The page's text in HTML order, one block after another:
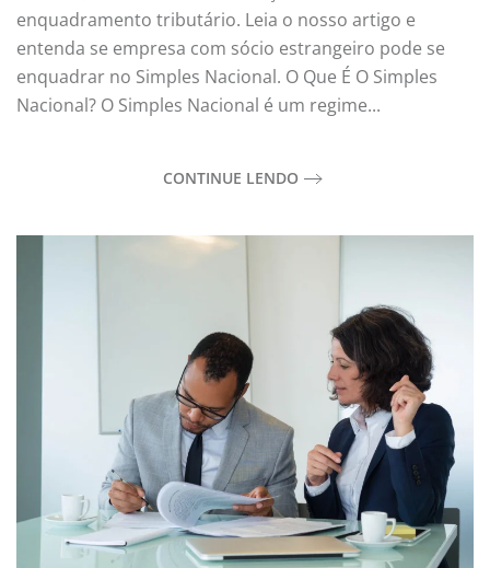
enquadramento tributário. Leia o nosso artigo e
entenda se empresa com sócio estrangeiro pode se
enquadrar no Simples Nacional. O Que É O Simples
Nacional? O Simples Nacional é um regime...
CONTINUE LENDO